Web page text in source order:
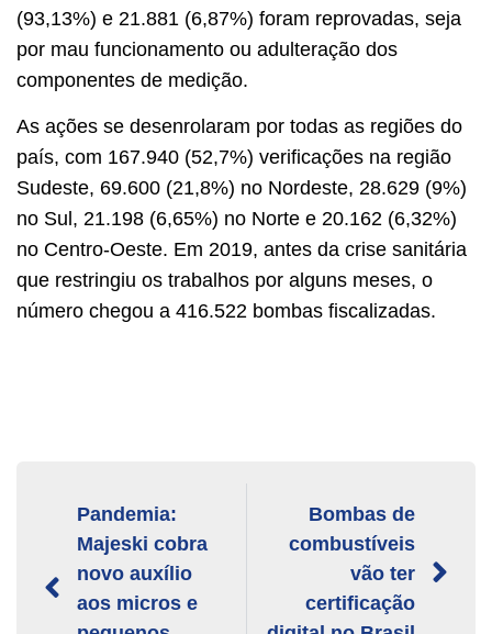
(93,13%) e 21.881 (6,87%) foram reprovadas, seja
por mau funcionamento ou adulteração dos
componentes de medição.
As ações se desenrolaram por todas as regiões do
país, com 167.940 (52,7%) verificações na região
Sudeste, 69.600 (21,8%) no Nordeste, 28.629 (9%)
no Sul, 21.198 (6,65%) no Norte e 20.162 (6,32%)
no Centro-Oeste. Em 2019, antes da crise sanitária
que restringiu os trabalhos por alguns meses, o
número chegou a 416.522 bombas fiscalizadas.
Pandemia:
Majeski cobra
novo auxílio
aos micros e
Bombas de
combustíveis
vão ter
certificação